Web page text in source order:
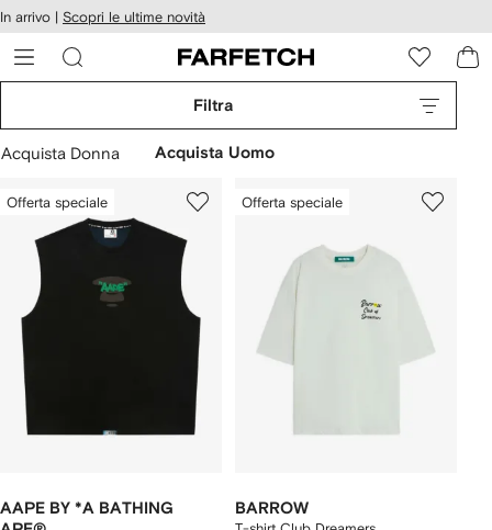
ai
In arrivo | Scopri le ultime novità
Filtra
Acquista Donna Acquista Uomo
Offerta speciale
AAPE BY *A BATHING
Offerta speciale
BARROW